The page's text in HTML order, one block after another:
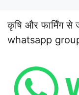
कृषि और फार्मिंग से
whatsapp